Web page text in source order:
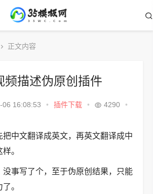
正文内容
频描述伪原创插件
06 16:08:53 • 插件下载 • 4290
•
把中文翻译成英文，再英文翻译成中
。
没事写了个，至于伪原创结果，只能
。